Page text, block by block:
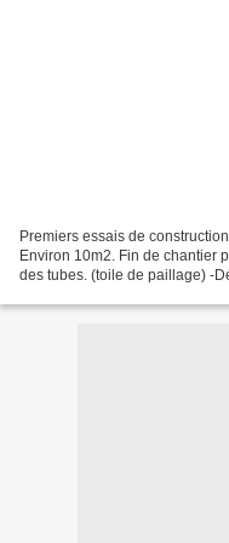
Premiers essais de
Environ 10m2. Fin de chantier
des tubes. (toile de paillage) -